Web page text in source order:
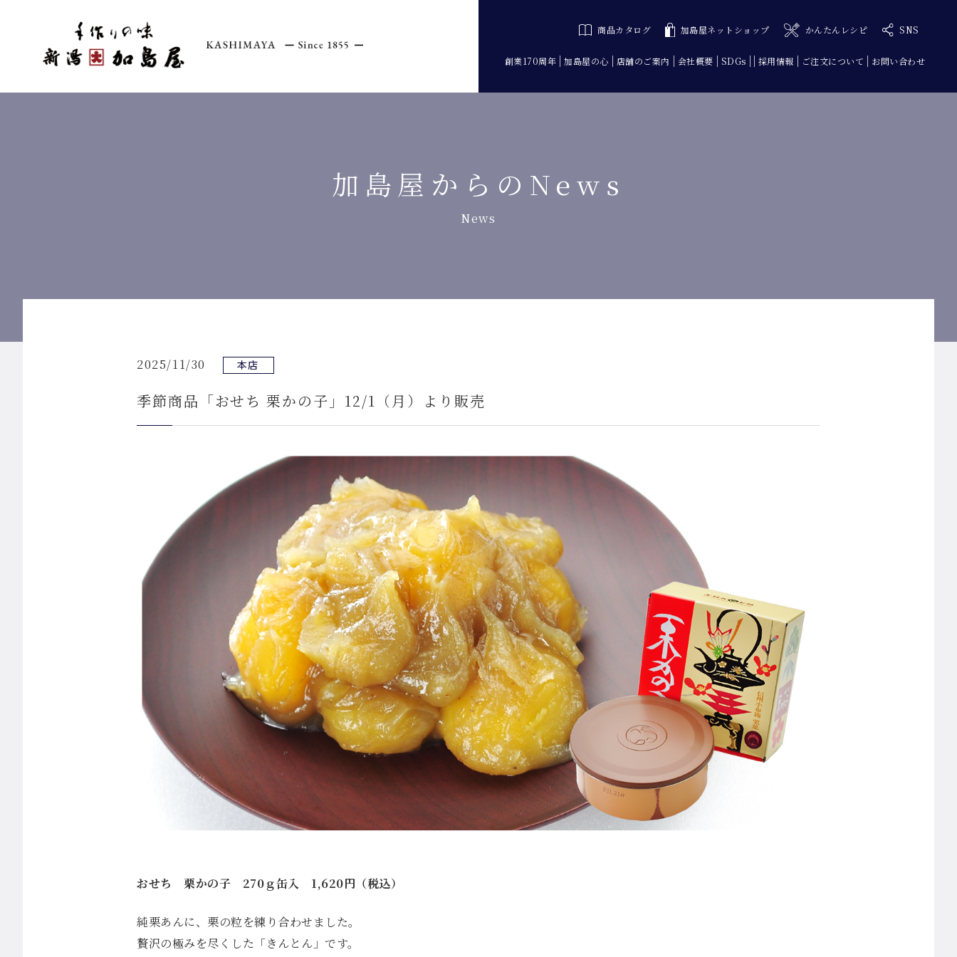
商品カタログ 加島屋ネットショップ かんたんレシピ SNS
創業170周年 加島屋の心 店舗のご案内 会社概要 SDGs 採用情報 ご注文について お問い合わせ
加島屋からのNews
News
2025/11/30 本店
季節商品「おせち 栗かの子」12/1（月）より販売
おせち 栗かの子 270ｇ缶入 1,620円（税込）
純栗あんに、栗の粒を練り合わせました。
贅沢の極みを尽くした「きんとん」です。